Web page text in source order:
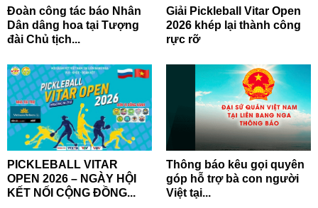
Đoàn công tác báo Nhân
Dân dâng hoa tại Tượng
đài Chủ tịch...
Giải Pickleball Vitar Open
2026 khép lại thành công
rực rỡ
PICKLEBALL VITAR
OPEN 2026 – NGÀY HỘI
KẾT NỐI CỘNG ĐỒNG...
Thông báo kêu gọi quyên
góp hỗ trợ bà con người
Việt tại...